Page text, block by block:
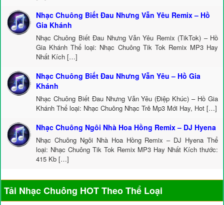
Nhạc Chuông Biết Đau Nhưng Vẫn Yêu Remix – Hồ
Gia Khánh
Nhạc Chuông Biết Đau Nhưng Vẫn Yêu Remix (TikTok) – Hồ
Gia Khánh Thể loại: Nhạc Chuông Tik Tok Remix MP3 Hay
Nhất Kích […]
Nhạc Chuông Biết Đau Nhưng Vẫn Yêu – Hồ Gia
Khánh
Nhạc Chuông Biết Đau Nhưng Vẫn Yêu (Điệp Khúc) – Hồ Gia
Khánh Thể loại: Nhạc Chuông Nhạc Trẻ Mp3 Mới Hay, Hot […]
Nhạc Chuông Ngôi Nhà Hoa Hồng Remix – DJ Hyena
Nhạc Chuông Ngôi Nhà Hoa Hồng Remix – DJ Hyena Thể
loại: Nhạc Chuông Tik Tok Remix MP3 Hay Nhất Kích thước:
415 Kb […]
Tải Nhạc Chuông HOT Theo Thể Loại